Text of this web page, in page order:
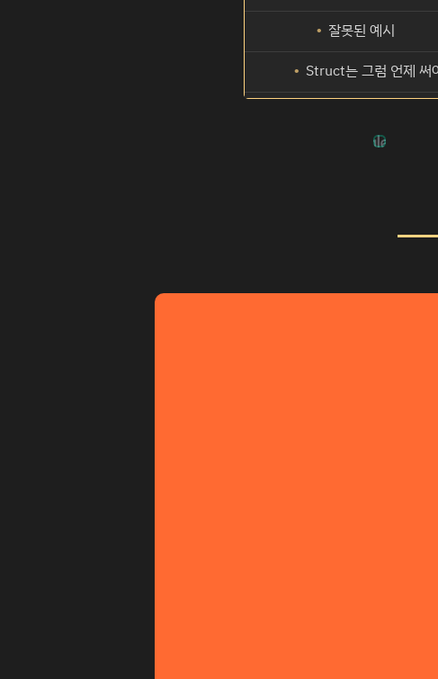
잘못된 예시
Struct는 그럼 언제 써
튜플과 Struct의 차이점
튜플로 작성한 코드